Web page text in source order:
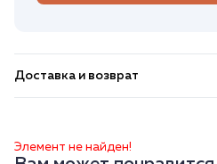
Доставка и возврат
Элемент не найден!